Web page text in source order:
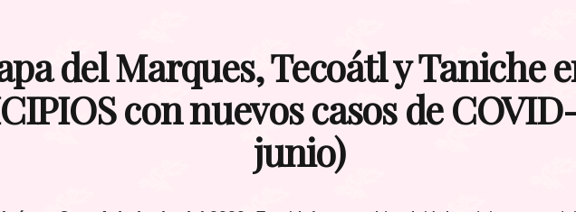
del Marques, Tecoátl y Taniche
con nuevos casos de
junio)